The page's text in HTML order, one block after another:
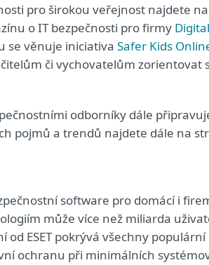
pro širokou veřejnost najdete
o IT bezpečnosti pro firmy
se věnuje iniciativa Safer Kids
či vychovatelům zorientovat
odborníky dále
pojmů a trendů najdete dále na
software pro domácí i
může více než miliarda
ESET pokrývá všechny
ochranu při minimálních